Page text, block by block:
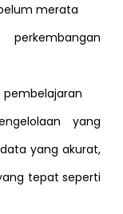
merata
pembelajaran
yang
yang akurat,
tepat seperti